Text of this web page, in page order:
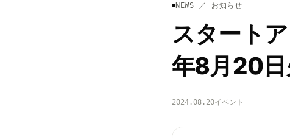
NEWS ／ お知らせ
スタート
年8月20日
2024.08.20イベント